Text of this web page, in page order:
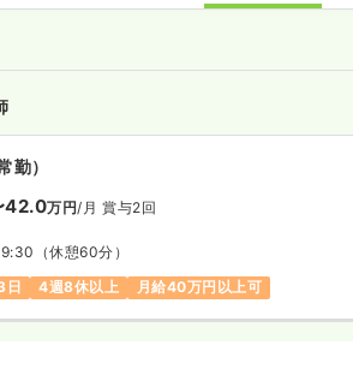
勤）
42.0万円/月 賞与2回
（休憩60分）
日
4週8休以上 月給40万円以上可